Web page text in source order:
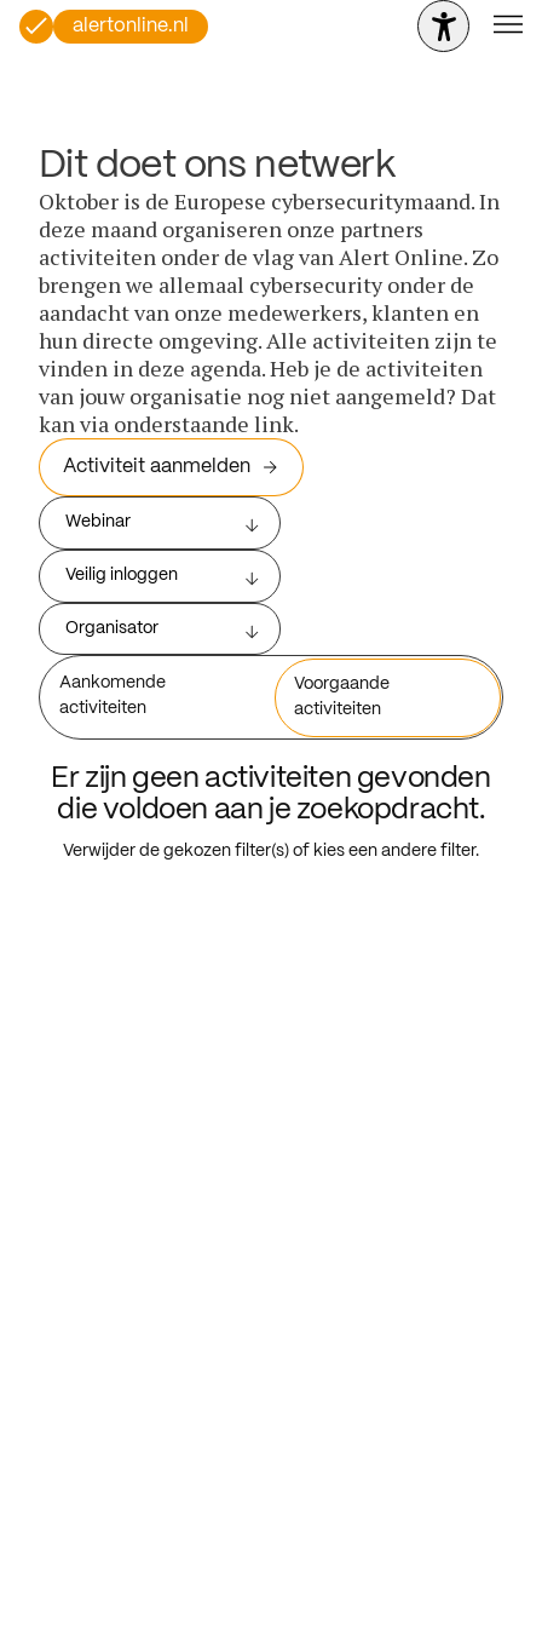
alertonline.nl
Dit doet ons netwerk
Oktober is de Europese cybersecuritymaand. In
deze maand organiseren onze partners
activiteiten onder de vlag van Alert Online. Zo
brengen we allemaal cybersecurity onder de
aandacht van onze medewerkers, klanten en
hun directe omgeving. Alle activiteiten zijn te
vinden in deze agenda. Heb je de activiteiten
van jouw organisatie nog niet aangemeld? Dat
kan via onderstaande link.
Activiteit aanmelden
Webinar
Veilig inloggen
Organisator
Aankomende
activiteiten
Voorgaande
activiteiten
Er zijn geen activiteiten gevonden
die voldoen aan je zoekopdracht.
Verwijder de gekozen filter(s) of kies een andere filter.